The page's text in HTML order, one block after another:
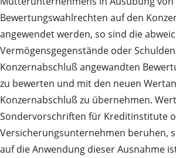
Bewertungswahlrechten auf den
angewendet werden, so sind die
Vermögensgegenstände oder
Konzernabschluß angewandten
zu bewerten und mit den neuen
Konzernabschluß zu übernehmen.
Sondervorschriften für Kreditinstitute
Versicherungsunternehmen beruhen,
auf die Anwendung dieser Ausnahme